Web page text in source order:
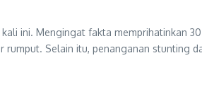
ini. Mengingat fakta memprihatinkan
Selain itu, penanganan stunting